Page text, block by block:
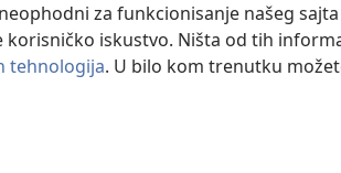
za funkcionisanje našeg
iskustvo. Ništa od tih
tehnologija. U bilo kom trenutku